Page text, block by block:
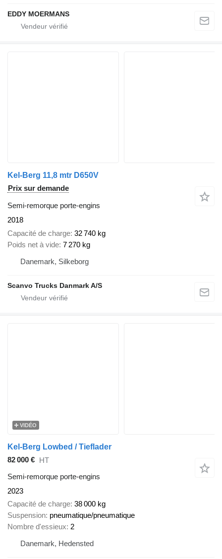
EDDY MOERMANS
Kel-Berg 11,8 mtr D650V
Prix sur demande
Semi-remorque porte-engins
2018
Capacité de charge 32 740 kg
Poids net à vide 7 270 kg
Danemark, Silkeborg
Scanvo Trucks Danmark A/S
VIDÉO
Kel-Berg Lowbed / Tieflader
82 000 € HT
Semi-remorque porte-engins
2023
Capacité de charge 38 000 kg
Suspension pneumatique/pneumatique
Nombre d'essieux 2
Danemark, Hedensted